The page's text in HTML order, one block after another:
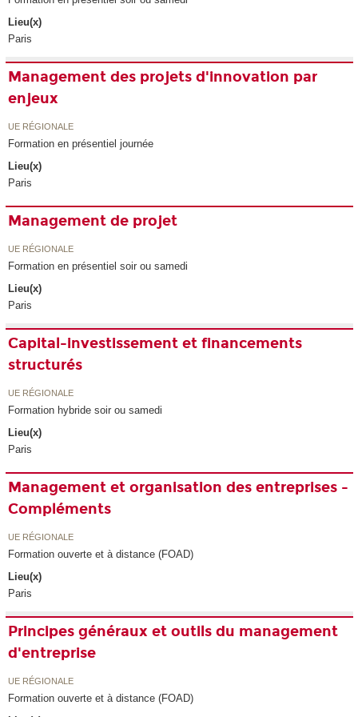
Lieu(x)
Paris
Management des projets d'innovation par
enjeux
UE RÉGIONALE
Formation en présentiel journée
Lieu(x)
Paris
Management de projet
UE RÉGIONALE
Formation en présentiel soir ou samedi
Lieu(x)
Paris
Capital-investissement et financements
structurés
UE RÉGIONALE
Formation hybride soir ou samedi
Lieu(x)
Paris
Management et organisation des entreprises -
Compléments
UE RÉGIONALE
Formation ouverte et à distance (FOAD)
Lieu(x)
Paris
Principes généraux et outils du management
d'entreprise
UE RÉGIONALE
Formation ouverte et à distance (FOAD)